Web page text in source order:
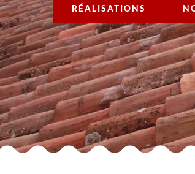
RÉALISATIONS